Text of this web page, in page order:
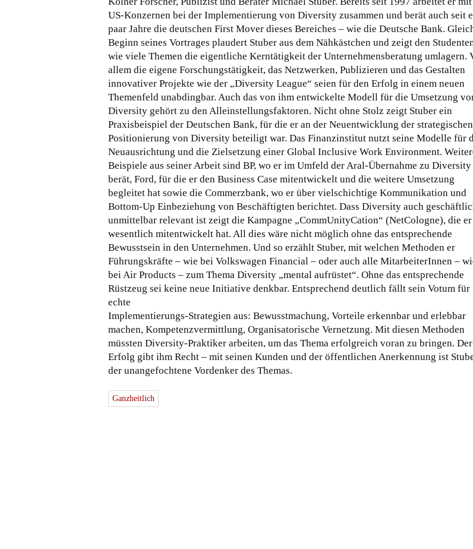
US-Konzernen bei der Implementierung von Diversity zusammen und berät auch seit
paar Jahre die deutschen First Mover dieses Bereiches – wie die Deutsche Bank.
Beginn seines Vortrages plaudert Stuber aus dem Nähkästchen und zeigt den
wie viele Themen die eigentliche Kerntätigkeit der Unternehmensberatung umlagern.
allem die eigene Forschungstätigkeit, das Netzwerken, Publizieren und das Gestalten
innovativer Projekte wie der „Diversity League“ seien für den Erfolg in einem neuen
Themenfeld unabdingbar. Auch das von ihm entwickelte Modell für die Umsetzung
Diversity gehört zu den Alleinstellungsfaktoren. Nicht ohne Stolz zeigt Stuber ein
Praxisbeispiel der Deutschen Bank, für die er an der Neuentwicklung der strategischen
Positionierung von Diversity beteiligt war. Das Finanzinstitut nutzt seine Modelle für
Neuausrichtung und die Zielsetzung einer Global Inclusive Work Environment.
Beispiele aus seiner Arbeit sind BP, wo er im Umfeld der Aral-Übernahme zu Diversity
berät, Ford, für die er den Business Case mitentwickelt und die weitere Umsetzung
begleitet hat sowie die Commerzbank, wo er über vielschichtige Kommunikation und
Bottom-Up Einbeziehung von Beschäftigten berichtet. Dass Diversity auch
unmittelbar relevant ist zeigt die Kampagne „CommUnityCation“ (NetCologne), die er
wesentlich mitentwickelt hat. All dies wäre nicht möglich ohne das entsprechende
Bewusstsein in den Unternehmen. Und so erzählt Stuber, mit welchen Methoden er
Führungskräfte – wie bei Volkswagen Financial – oder auch alle MitarbeiterInnen –
bei Air Products – zum Thema Diversity „mental aufrüstet“. Ohne das entsprechende
Rüstzeug sei keine neue Initiative denkbar. Entsprechend deutlich fällt sein Votum für
echte
Implementierungs-Strategien aus: Bewusstmachung, Vorteile erkennbar und erlebbar
machen, Kompetenzvermittlung, Organisatorische Vernetzung. Mit diesen Methoden
müssten Diversity-Praktiker arbeiten, um das Thema erfolgreich voran zu bringen. Der
Erfolg gibt ihm Recht – mit seinen Kunden und der öffentlichen Anerkennung ist
der unangefochtene Vordenker des Themas.
Ganzheitlich